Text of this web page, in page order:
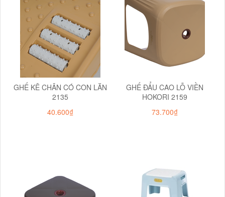
GHẾ KÊ CHÂN CÓ CON LĂN
2135
40.600₫
GHẾ ĐẨU CAO LỖ VIỀN
HOKORI 2159
73.700₫